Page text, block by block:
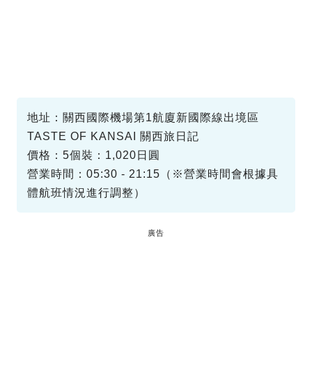
地址：關西國際機場第1航廈新國際線出境區
TASTE OF KANSAI 關西旅日記
價格：5個裝：1,020日圓
營業時間：05:30 - 21:15（※營業時間會根據具
體航班情況進行調整）
廣告